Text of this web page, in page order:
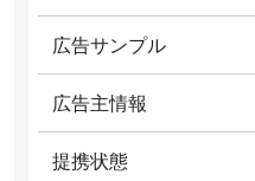
広告サンプル
広告主情報
提携状態